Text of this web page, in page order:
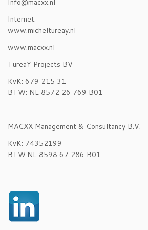
Info@macxx.nl
Internet:
www.micheltureay.nl
www.macxx.nl
TureaY Projects BV
KvK: 679 215 31
BTW: NL 8572 26 769 B01
MACXX Management & Consultancy B.V.
KvK: 74352199
BTW:NL 8598 67 286 B01